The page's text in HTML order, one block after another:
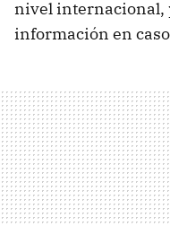
nivel internacional,
información en